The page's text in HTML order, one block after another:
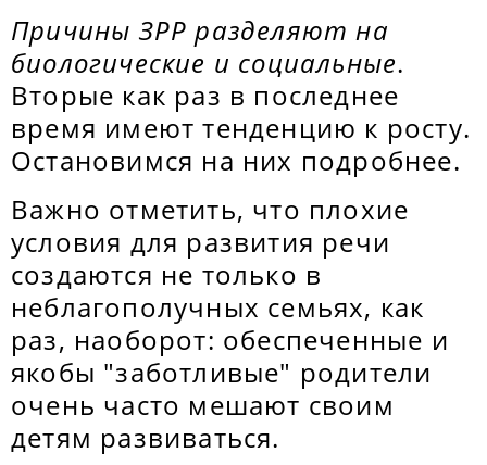
Причины ЗРР разделяют на
биологические и социальные.
Вторые как раз в последнее
время имеют тенденцию к росту.
Остановимся на них подробнее.
Важно отметить, что плохие
условия для развития речи
создаются не только в
неблагополучных семьях, как
раз, наоборот: обеспеченные и
якобы "заботливые" родители
очень часто мешают своим
детям развиваться.